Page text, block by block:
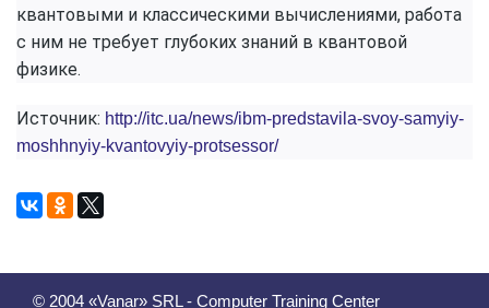
квантовыми и классическими вычислениями, работа
с ним не требует глубоких знаний в квантовой
физике.
Источник: http://itc.ua/news/ibm-predstavila-svoy-samyiy-
moshhnyiy-kvantovyiy-protsessor/
© 2004 «Vanar» SRL - Computer Training Center